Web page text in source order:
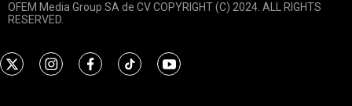
OFEM Media Group SA de CV COPYRIGHT (C) 2024. ALL RIGHTS
RESERVED.
t
i
f
t
y